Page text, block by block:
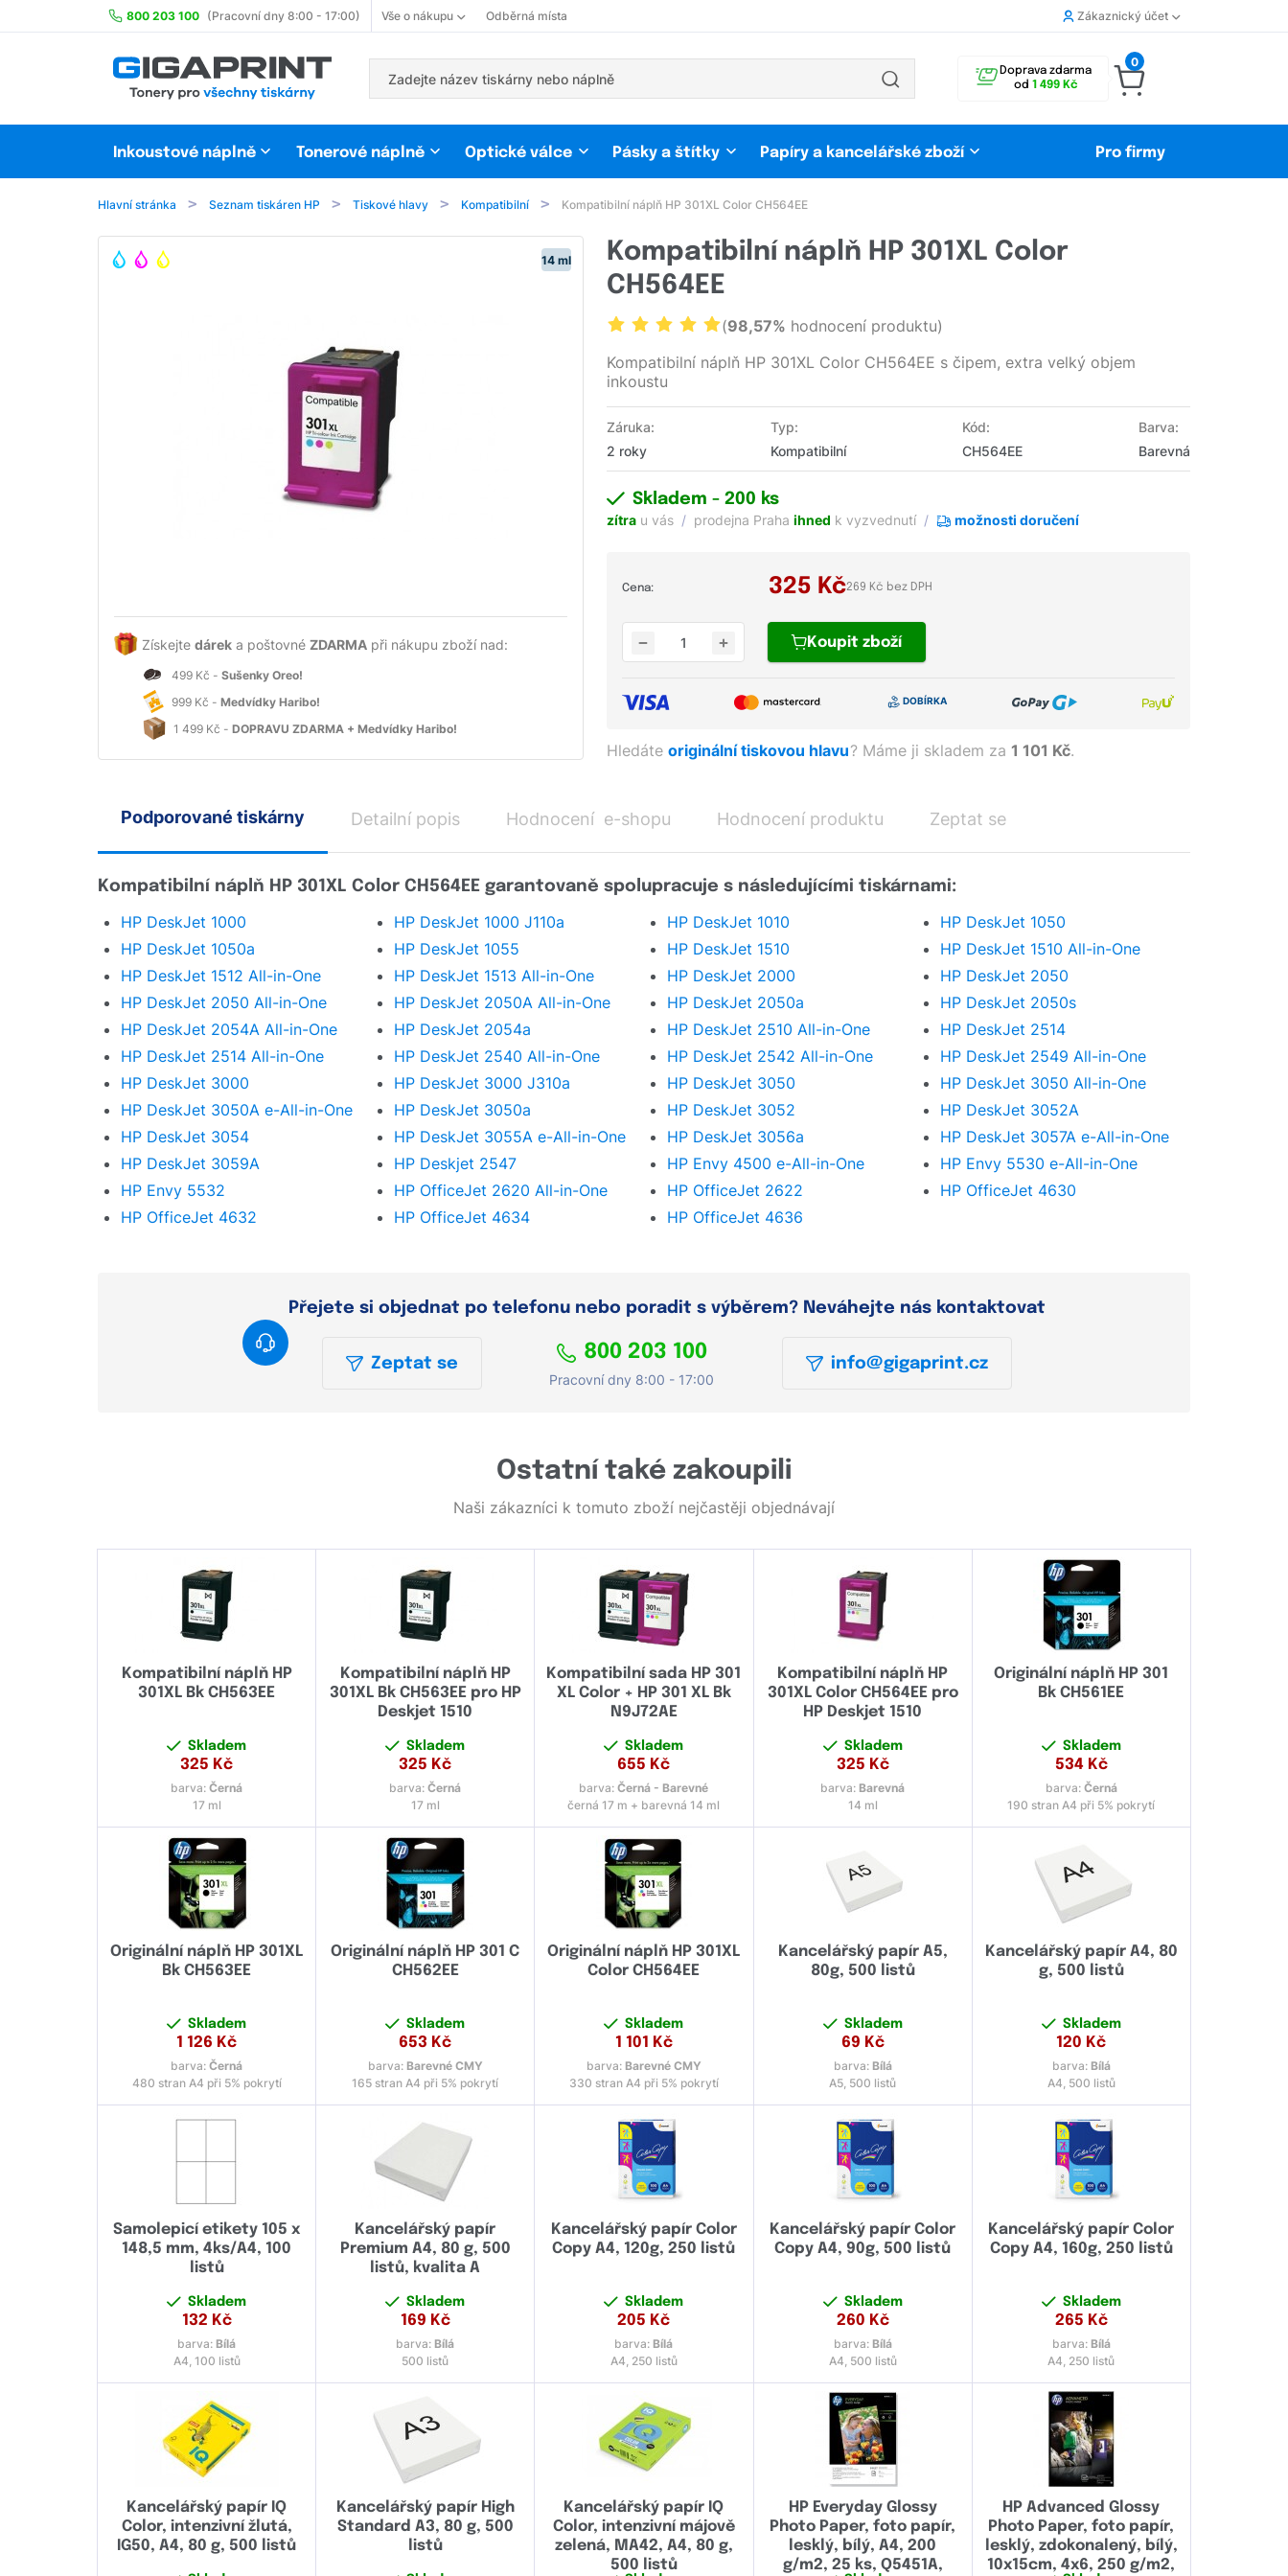
800 203 100 (Pracovní dny 8:00 - 17:00) Vše o nákupu Odběrná místa Zákaznický účet
Doprava zdarma
od 1 499 Kč
0
Inkoustové náplně Tonerové náplně Optické válce Pásky a štítky Papíry a kancelářské zboží Pro firmy
Hlavní stránka Seznam tiskáren HP Tiskové hlavy Kompatibilní Kompatibilní náplň HP 301XL Color CH564EE
14 ml
Získejte dárek a poštovné ZDARMA při nákupu zboží nad:
499 Kč - Sušenky Oreo!
999 Kč - Medvídky Haribo!
1 499 Kč - DOPRAVU ZDARMA + Medvídky Haribo!
Kompatibilní náplň HP 301XL Color
CH564EE
(98,57% hodnocení produktu)
Kompatibilní náplň HP 301XL Color CH564EE s čipem, extra velký objem
inkoustu
Záruka:
2 roky
Typ:
Kompatibilní
Kód:
CH564EE
Barva:
Barevná
Skladem- 200 ks
zítra u vás prodejna Prahaihned k vyzvednutí možnosti doručení
Cena: 325 Kč269 Kč bez DPH
Koupitzboží
Hledáteoriginální tiskovou hlavu? Máme ji skladem za1 101 Kč.
Podporované tiskárny
Kompatibilní náplň HP 301XL Color CH564EE garantovaně spolupracuje s následujícími tiskárnami:
HP DeskJet 1000 HP DeskJet 1000 J110a HP DeskJet 1010
HP DeskJet 1050
HP DeskJet 1050a
HP DeskJet 1055 HP DeskJet 1510
HP DeskJet 1510 All-in-One
HP DeskJet 1512 All-in-One
HP DeskJet 1513 All-in-One HP DeskJet 2000
HP DeskJet 2050
HP DeskJet 2050 All-in-One
HP DeskJet 2050A All-in-One HP DeskJet 2050a
HP DeskJet 2050s
HP DeskJet 2054A All-in-One
HP DeskJet 2054a HP DeskJet 2510 All-in-One
HP DeskJet 2514
HP DeskJet 2514 All-in-One
HP DeskJet 2540 All-in-One HP DeskJet 2542 All-in-One
HP DeskJet 2549 All-in-One
HP DeskJet 3000
HP DeskJet 3000 J310a HP DeskJet 3050
HP DeskJet 3050 All-in-One
HP DeskJet 3050A e-All-in-One
HP DeskJet 3050a HP DeskJet 3052
HP DeskJet 3052A
HP DeskJet 3054
HP DeskJet 3055A e-All-in-One HP DeskJet 3056a
HP DeskJet 3057A e-All-in-One
HP DeskJet 3059A
HP Deskjet 2547 HP Envy 4500 e-All-in-One
HP Envy 5530 e-All-in-One
HP Envy 5532
HP OfficeJet 2620 All-in-One HP OfficeJet 2622
HP OfficeJet 4630
HP OfficeJet 4632
HP OfficeJet 4634 HP OfficeJet 4636
Přejete si objednat po telefonu nebo poradit s výběrem? Neváhejte nás kontaktovat
Zeptat se
800 203 100
Pracovní dny 8:00 - 17:00
info@gigaprint.cz
Detailní popis Hodnocení e-shopu Hodnocení produktu Zeptat se
Ostatní také zakoupili
Naši zákazníci k tomuto zboží nejčastěji objednávají
Kompatibilní náplň HP
301XL Bk CH563EE
Skladem
325 Kč
barva:Černá
17 ml
Kompatibilní náplň HP
301XL Bk CH563EE pro HP
Deskjet 1510
Skladem
325 Kč
barva:Černá
17 ml
Kompatibilní sada HP 301
XL Color + HP 301 XL Bk
N9J72AE
Skladem
655 Kč
barva:Černá - Barevné
černá 17 m + barevná 14 ml
Kompatibilní náplň HP
301XL Color CH564EE pro
HP Deskjet 1510
Skladem
325 Kč
barva: Barevná
14 ml
Originální náplň HP 301
Bk CH561EE
Skladem
534 Kč
barva: Černá
190 stran A4 při 5% pokrytí
Originální náplň HP 301XL
Bk CH563EE
Skladem
1 126 Kč
barva:Černá
480 stran A4 při 5% pokrytí
Originální náplň HP 301 C
CH562EE
Skladem
653 Kč
barva: Barevné CMY
165 stran A4 při 5% pokrytí
Originální náplň HP 301XL
Color CH564EE
Skladem
1 101 Kč
barva: Barevné CMY
330 stran A4 při 5% pokrytí
Kancelářský papír A5,
80g, 500 listů
Skladem
69 Kč
barva: Bílá
A5, 500 listů
Kancelářský papír A4, 80
g, 500 listů
Skladem
120 Kč
barva: Bílá
A4, 500 listů
Samolepicí etikety 105 x
148,5 mm, 4ks/A4, 100
listů
Skladem
132 Kč
barva: Bílá
A4, 100 listů
Kancelářský papír
Premium A4, 80 g, 500
listů, kvalita A
Skladem
169 Kč
barva: Bílá
500 listů
Kancelářský papír Color
Copy A4, 120g, 250 listů
Skladem
205 Kč
barva: Bílá
A4, 250 listů
Kancelářský papír Color
Copy A4, 90g, 500 listů
Skladem
260 Kč
barva: Bílá
A4, 500 listů
Kancelářský papír Color
Copy A4, 160g, 250 listů
Skladem
265 Kč
barva: Bílá
A4, 250 listů
Kancelářský papír IQ
Color, intenzivní žlutá,
IG50, A4, 80 g, 500 listů
Kancelářský papír High
Standard A3, 80 g, 500
listů
Kancelářský papír IQ
Color, intenzivní májově
zelená, MA42, A4, 80 g,
500 listů
HP Everyday Glossy
Photo Paper, foto papír,
lesklý, bílý, A4, 200
g/m2, 25 ks, Q5451A,
HP Advanced Glossy
Photo Paper, foto papír,
lesklý, zdokonalený, bílý,
10x15cm, 4x6, 250 g/m2,